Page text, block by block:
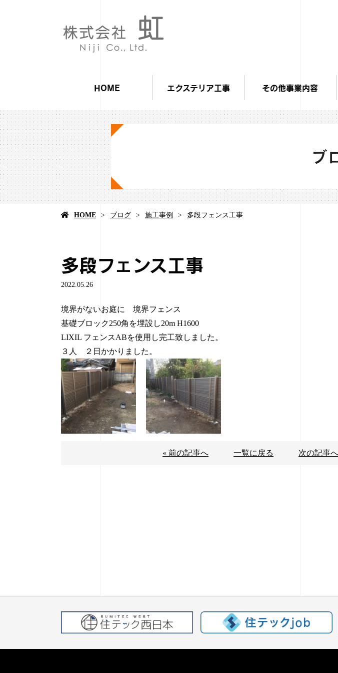
HOME エクステリア工事 その他事業内容
ブ
HOME ブログ 施工事例 多段フェンス工事
多段フェンス工事
2022.05.26
境界がないお庭に 境界フェンス
基礎ブロック250角を埋設し20m H1600
LIXIL フェンスABを使用し完工致しました。
３人 ２日かかりました。
« 前の記事へ 一覧に戻る 次の記事